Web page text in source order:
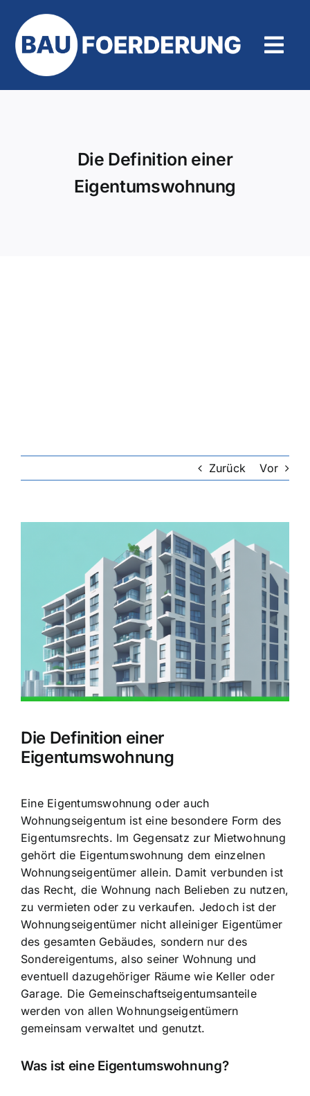
Inhalt
springen
Die Definition einer
Eigentumswohnung
Zurück Vor
Die Definition einer
Eigentumswohnung
Eine Eigentumswohnung oder auch
Wohnungseigentum ist eine besondere Form des
Eigentumsrechts. Im Gegensatz zur Mietwohnung
gehört die Eigentumswohnung dem einzelnen
Wohnungseigentümer allein. Damit verbunden ist
das Recht, die Wohnung nach Belieben zu nutzen,
zu vermieten oder zu verkaufen. Jedoch ist der
Wohnungseigentümer nicht alleiniger Eigentümer
des gesamten Gebäudes, sondern nur des
Sondereigentums, also seiner Wohnung und
eventuell dazugehöriger Räume wie Keller oder
Garage. Die Gemeinschaftseigentumsanteile
werden von allen Wohnungseigentümern
gemeinsam verwaltet und genutzt.
Was ist eine Eigentumswohnung?